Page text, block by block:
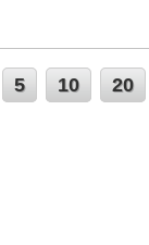
5 10 20